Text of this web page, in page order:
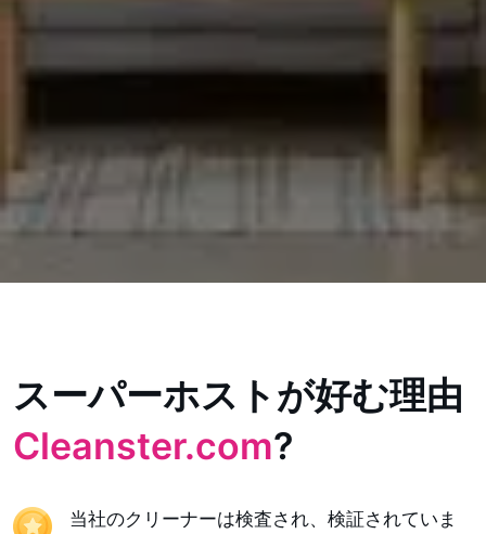
スーパーホストが好む理由
Cleanster.com?
当社のクリーナーは検査され、検証されていま